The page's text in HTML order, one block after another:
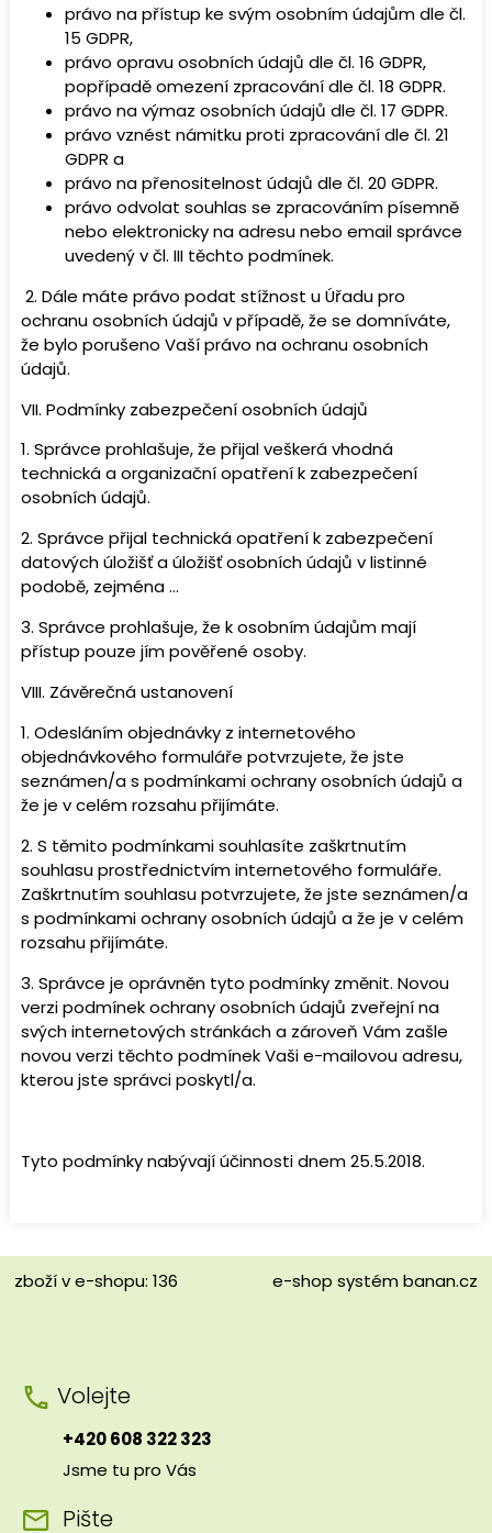
právo na přístup ke svým osobním údajům dle čl.
15 GDPR,
právo opravu osobních údajů dle čl. 16 GDPR,
popřípadě omezení zpracování dle čl. 18 GDPR.
právo na výmaz osobních údajů dle čl. 17 GDPR.
právo vznést námitku proti zpracování dle čl. 21
GDPR a
právo na přenositelnost údajů dle čl. 20 GDPR.
právo odvolat souhlas se zpracováním písemně
nebo elektronicky na adresu nebo email správce
uvedený v čl. III těchto podmínek.
2. Dále máte právo podat stížnost u Úřadu pro
ochranu osobních údajů v případě, že se domníváte,
že bylo porušeno Vaší právo na ochranu osobních
údajů.
VII. Podmínky zabezpečení osobních údajů
1. Správce prohlašuje, že přijal veškerá vhodná
technická a organizační opatření k zabezpečení
osobních údajů.
2. Správce přijal technická opatření k zabezpečení
datových úložišť a úložišť osobních údajů v listinné
podobě, zejména …
3. Správce prohlašuje, že k osobním údajům mají
přístup pouze jím pověřené osoby.
VIII. Závěrečná ustanovení
1. Odesláním objednávky z internetového
objednávkového formuláře potvrzujete, že jste
seznámen/a s podmínkami ochrany osobních údajů a
že je v celém rozsahu přijímáte.
2. S těmito podmínkami souhlasíte zaškrtnutím
souhlasu prostřednictvím internetového formuláře.
Zaškrtnutím souhlasu potvrzujete, že jste seznámen/a
s podmínkami ochrany osobních údajů a že je v celém
rozsahu přijímáte.
3. Správce je oprávněn tyto podmínky změnit. Novou
verzi podmínek ochrany osobních údajů zveřejní na
svých internetových stránkách a zároveň Vám zašle
novou verzi těchto podmínek Vaši e-mailovou adresu,
kterou jste správci poskytl/a.
Tyto podmínky nabývají účinnosti dnem 25.5.2018.
zboží v e-shopu: 136 e-shop systém banan.cz
Volejte
+420 608 322 323
Jsme tu pro Vás
Pište